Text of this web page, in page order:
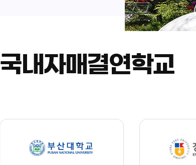
국내자매결연학교